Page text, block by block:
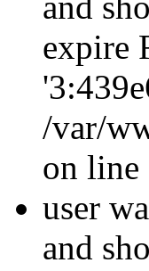
expire
/var/
on line
user
and